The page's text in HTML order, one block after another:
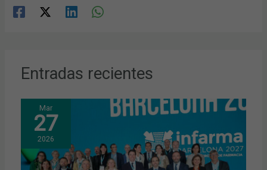
Entradas recientes
Mar
27
2026